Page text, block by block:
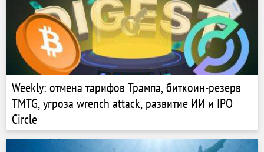
Weekly: отмена тарифов Трампа, биткоин-резерв
TMTG, угроза wrench attack, развитие ИИ и IPO
Circle